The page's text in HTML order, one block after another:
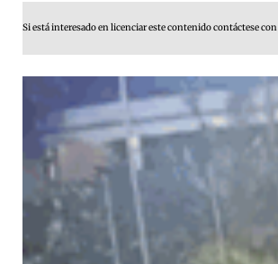
Si está interesado en licenciar este contenido contáctese con